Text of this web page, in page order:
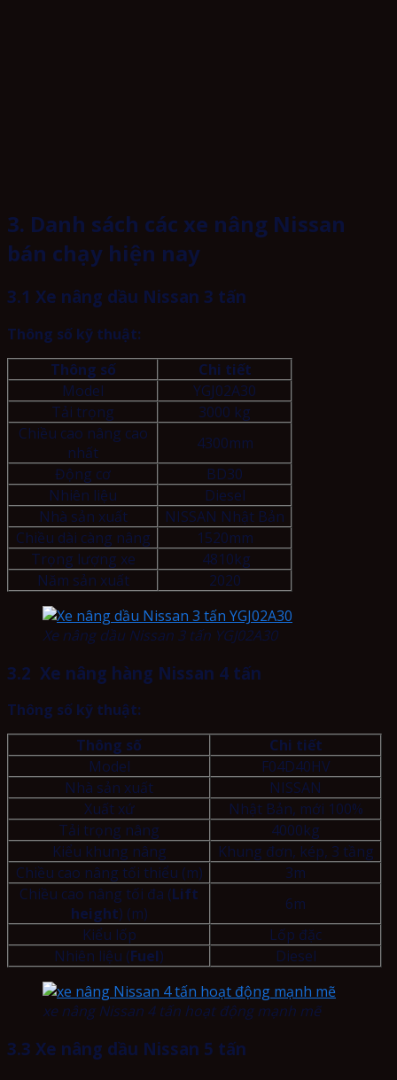
3. Danh sách các xe nâng Nissan
bán chạy hiện nay
3.1 Xe nâng dầu Nissan 3 tấn
Thông số kỹ thuật:
Thông số
Chi tiết
Model
YGJ02A30
Tải trọng
3000 kg
Chiều cao nâng cao
nhất
4300mm
Động cơ
BD30
Nhiên liệu
Diesel
Nhà sản xuất
NISSAN Nhật Bản
Chiều dài càng nâng
1520mm
Trọng lượng xe
4810kg
Năm sản xuất
2020
Xe nâng dầu Nissan 3 tấn YGJ02A30
3.2 Xe nâng hàng Nissan 4 tấn
Thông số kỹ thuật:
Thông số
Chi tiết
Model
F04D40HV
Nhà sản xuất
NISSAN
Xuất xứ
Nhật Bản, mới 100%
Tải trọng nâng
4000kg
Kiểu khung nâng
Khung đơn, kép, 3 tầng
Chiều cao nâng tối thiểu (m)
3m
Chiều cao nâng tối đa (Lift
height) (m)
6m
Kiểu lốp
Lốp đặc
Nhiên liệu (Fuel) Diesel
xe nâng Nissan 4 tấn hoạt động mạnh mẽ
3.3 Xe nâng dầu Nissan 5 tấn